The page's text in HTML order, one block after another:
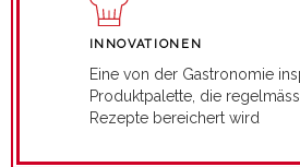
INNOVATIONEN
Eine von der Gastronomie
Produktpalette, die
Rezepte bereichert wird